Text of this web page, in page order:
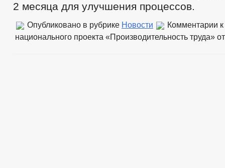
2 месяца для улучшения процессов.
Опубликовано в рубрике Новости Комментарии
национального проекта «Производительность труда»